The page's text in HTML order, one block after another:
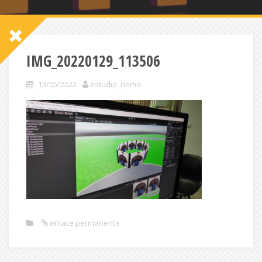
IMG_20220129_113506
19/05/2022 estudio_nemo
enlace permanente